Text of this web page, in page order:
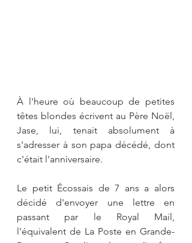
À l'heure où beaucoup de petites
têtes blondes écrivent au Père Noël,
Jase, lui, tenait absolument à
s'adresser à son papa décédé, dont
c'était l'anniversaire.
Le petit Écossais de 7 ans a alors
décidé d'envoyer une lettre en
passant par le Royal Mail,
l'équivalent de La Poste en Grande-